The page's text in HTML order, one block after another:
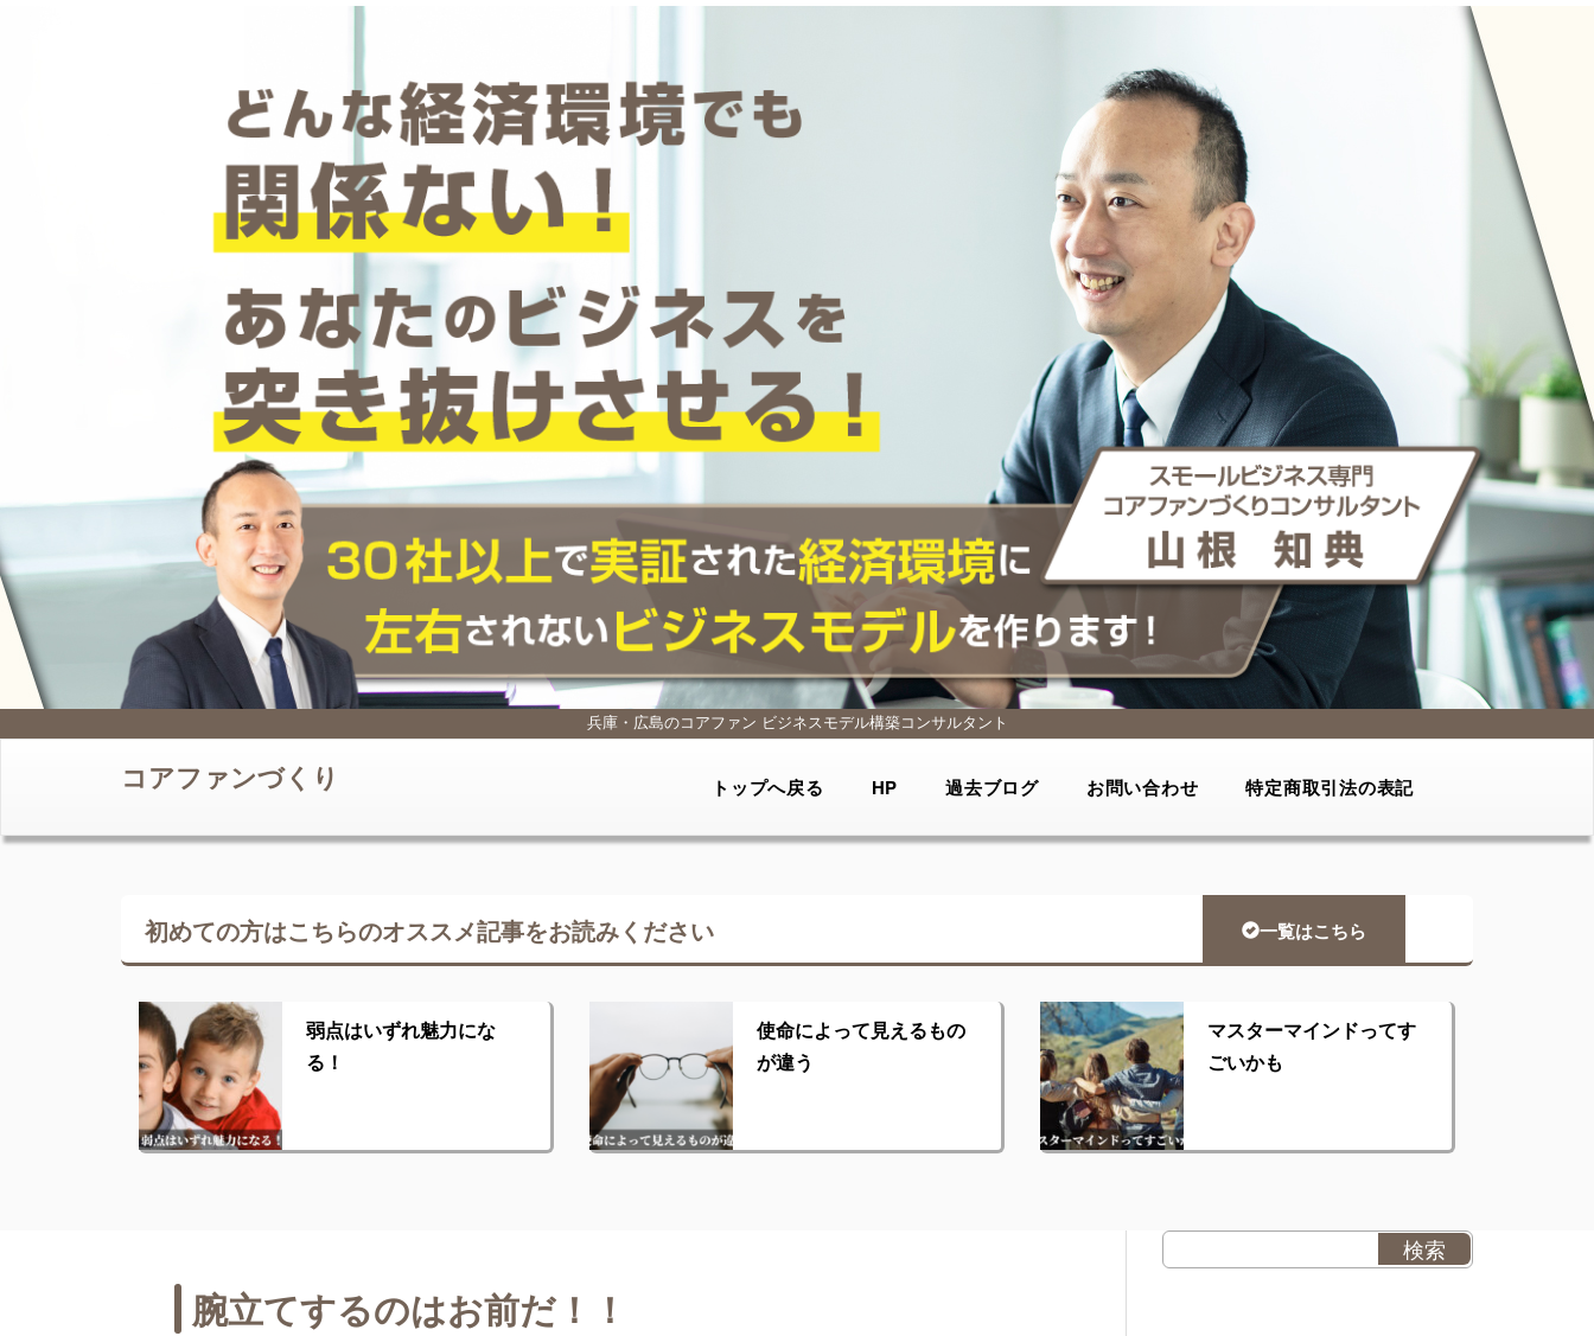
兵庫・広島のコアファン ビジネスモデル構築コンサルタント
コアファンづくり トップへ戻る HP 過去ブログ お問い合わせ 特定商取引法の表記
初めての方はこちらのオススメ記事をお読みください 一覧はこちら
弱点はいずれ魅力にな
る！
使命によって見えるもの
が違う
マスターマインドってす
ごいかも
腕立てするのはお前だ！！